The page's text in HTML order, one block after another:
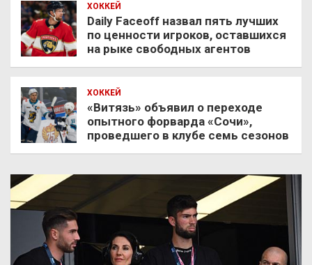
ХОККЕЙ
Daily Faceoff назвал пять лучших
по ценности игроков, оставшихся
на рыке свободных агентов
ХОККЕЙ
«Витязь» объявил о переходе
опытного форварда «Сочи»,
проведшего в клубе семь сезонов